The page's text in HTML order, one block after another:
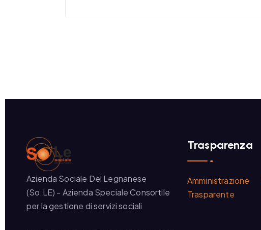
Azienda Sociale Del Legnanese
(So.LE) - Azienda Speciale Consortile
per la gestione di servizi sociali
Trasparenza
Amministrazione
Trasparente